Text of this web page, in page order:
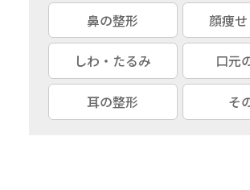
鼻の整形 顔痩
しわ・たるみ 口元
耳の整形 そ